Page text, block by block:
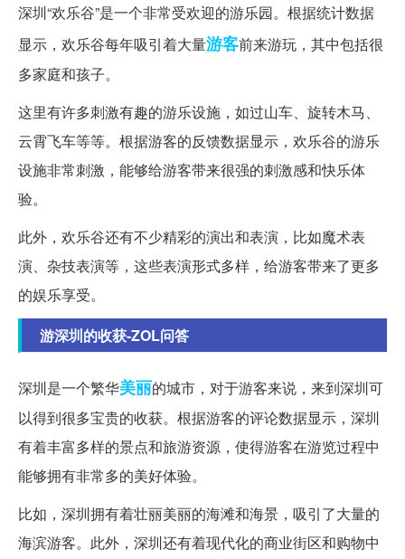
深圳“欢乐谷”是一个非常受欢迎的游乐园。根据统计数据
显示，欢乐谷每年吸引着大量游客前来游玩，其中包括很
多家庭和孩子。
这里有许多刺激有趣的游乐设施，如过山车、旋转木马、
云霄飞车等等。根据游客的反馈数据显示，欢乐谷的游乐
设施非常刺激，能够给游客带来很强的刺激感和快乐体
验。
此外，欢乐谷还有不少精彩的演出和表演，比如魔术表
演、杂技表演等，这些表演形式多样，给游客带来了更多
的娱乐享受。
游深圳的收获-ZOL问答
深圳是一个繁华美丽的城市，对于游客来说，来到深圳可
以得到很多宝贵的收获。根据游客的评论数据显示，深圳
有着丰富多样的景点和旅游资源，使得游客在游览过程中
能够拥有非常多的美好体验。
比如，深圳拥有着壮丽美丽的海滩和海景，吸引了大量的
海滨游客。此外，深圳还有着现代化的商业街区和购物中